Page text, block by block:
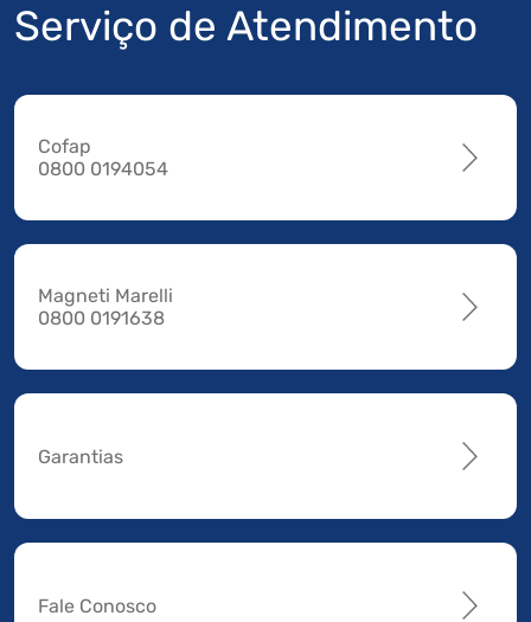
Serviço de Atendimento
Cofap
0800 0194054
Magneti Marelli
0800 0191638
Garantias
Fale Conosco